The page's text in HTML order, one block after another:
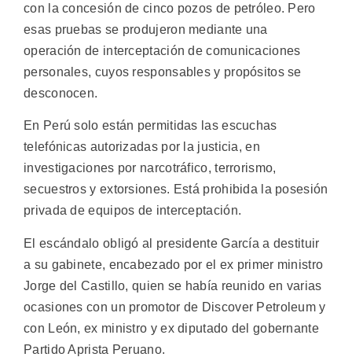
con la concesión de cinco pozos de petróleo. Pero
esas pruebas se produjeron mediante una
operación de interceptación de comunicaciones
personales, cuyos responsables y propósitos se
desconocen.
En Perú solo están permitidas las escuchas
telefónicas autorizadas por la justicia, en
investigaciones por narcotráfico, terrorismo,
secuestros y extorsiones. Está prohibida la posesión
privada de equipos de interceptación.
El escándalo obligó al presidente García a destituir
a su gabinete, encabezado por el ex primer ministro
Jorge del Castillo, quien se había reunido en varias
ocasiones con un promotor de Discover Petroleum y
con León, ex ministro y ex diputado del gobernante
Partido Aprista Peruano.